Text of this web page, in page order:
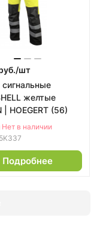
шт
желтые
| HOEGERT (56)
Нет в наличии
Подробнее